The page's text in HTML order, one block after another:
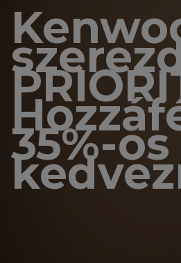
35%-os